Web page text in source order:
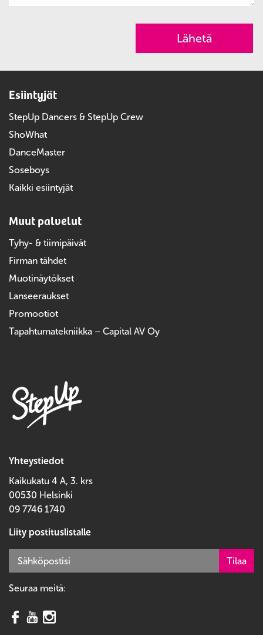
Esiintyjät
StepUp Dancers & StepUp Crew
ShoWhat
DanceMaster
Soseboys
Kaikki esiintyjät
Muut palvelut
Tyhy- & tiimipäivät
Firman tähdet
Muotinäytökset
Lanseeraukset
Promootiot
Tapahtumatekniikka – Capital AV Oy
Yhteystiedot
Kaikukatu 4 A, 3. krs
00530 Helsinki
09 7746 1740
Liity postituslistalle
Seuraa meitä: